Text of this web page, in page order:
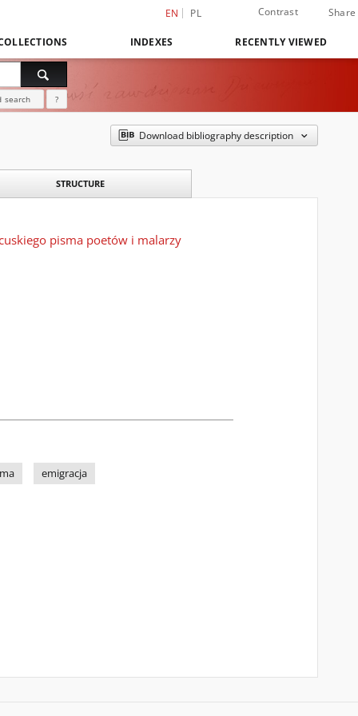
EN PL Contrast Share
INDEXES RECENTLY VIEWED
search ?
Download bibliography description
STRUCTURE
pisma poetów i malarzy
emigracja